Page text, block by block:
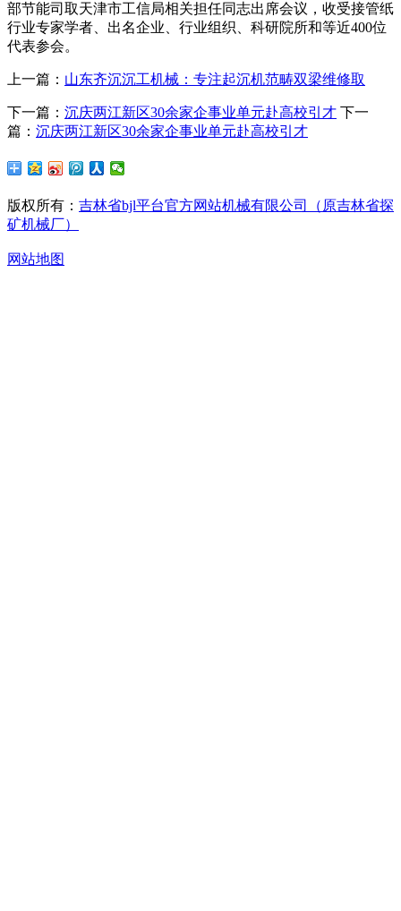
部节能司取天津市工信局相关担任同志出席会议，收受接管纸
行业专家学者、出名企业、行业组织、科研院所和等近400位
代表参会。
上一篇： 山东齐沉沉工机械：专注起沉机范畴双梁维修取
下一篇： 沉庆两江新区30余家企事业单元赴高校引才 下一
篇： 沉庆两江新区30余家企事业单元赴高校引才
版权所有： 吉林省bjl平台官方网站机械有限公司（原吉林省探
矿机械厂）
网站地图